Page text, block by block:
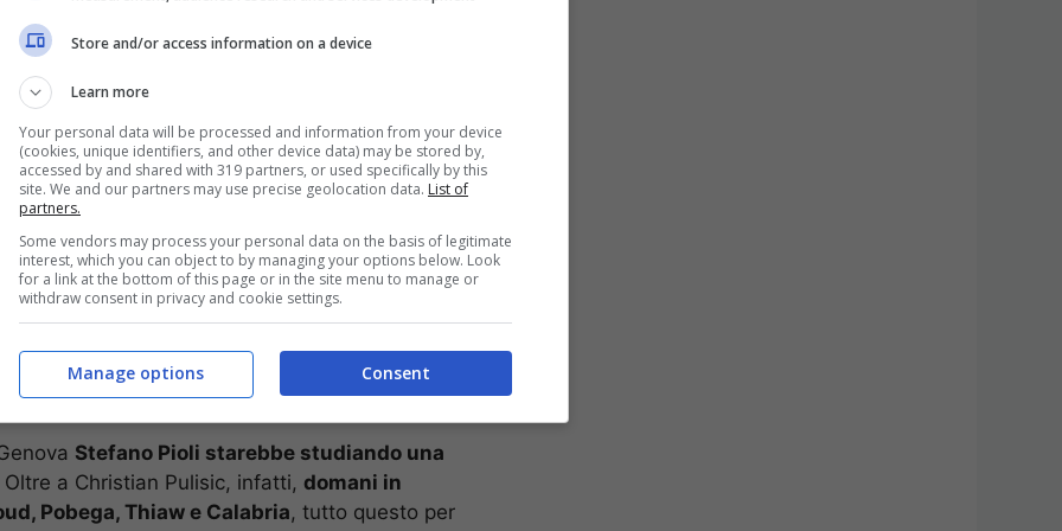
sempre dato ottime risposte, sia in campo
Milan starebbe pensando di far partire dalla
posto da titolare Samuel Chukwueze, che ha
sotto porta di Dortmund dell’altra sera.
di formazione che Pioli starebbe
potrebbe addirittura scendere in campo
trasferta di Champions League.
studia una formazione
Stefano Pioli starebbe studiando una
Oltre a Christian Pulisic, infatti, domani in
Pobega, Thiaw e Calabria, tutto questo per
Store and/or access information on a device
Learn more
Your personal data will be processed and information from your device
(cookies, unique identifiers, and other device data) may be stored by,
accessed by and shared with 319 partners, or used specifically by this
site. We and our partners may use precise geolocation data. List of
partners.
Some vendors may process your personal data on the basis of legitimate
interest, which you can object to by managing your options below. Look
for a link at the bottom of this page or in the site menu to manage or
withdraw consent in privacy and cookie settings.
Consent
Manage options